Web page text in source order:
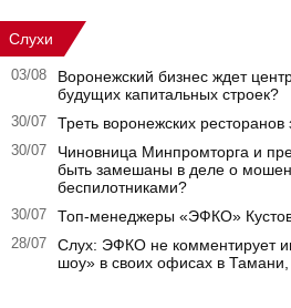
Слухи
03/08
Воронежский бизнес ждет
будущих капитальных строек?
30/07 Треть воронежских ресторанов
30/07
Чиновница Минпромторга и
быть замешаны в деле о
беспилотниками?
30/07 Топ-менеджеры «ЭФКО»
28/07
Слух: ЭФКО не комментирует
шоу» в своих офисах в